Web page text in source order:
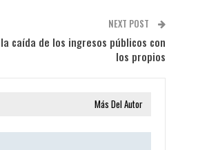
NEXT POST
caída de los ingresos públicos con
los propios
Más Del Autor